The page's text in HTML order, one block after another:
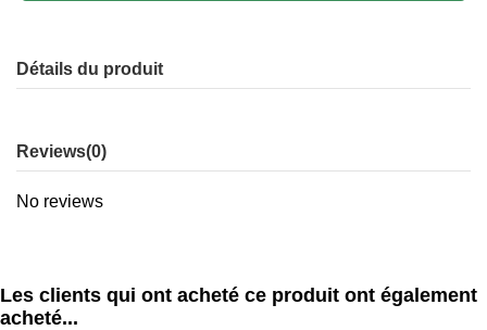
Détails du produit
Reviews(0)
No reviews
Les clients qui ont acheté ce produit ont également
acheté...